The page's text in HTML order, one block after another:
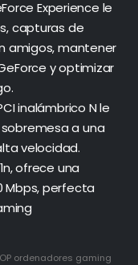
Experience le
capturas de
amigos, mantener
y optimizar
inalámbrico N le
a una
velocidad.
ofrece una
Mbps, perfecta
ordenadores gaming